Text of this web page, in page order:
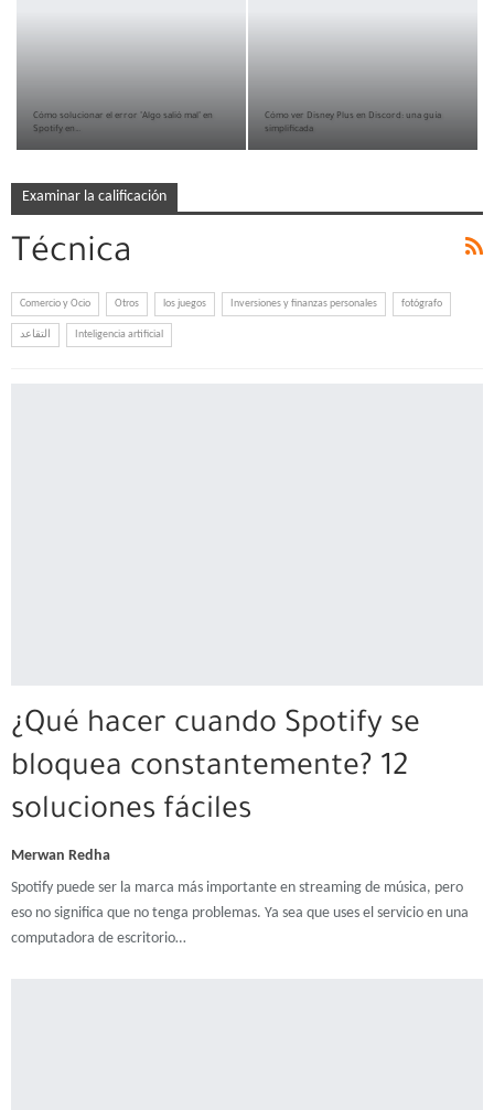
Cómo solucionar el error "Algo salió mal" en
Spotify en…
Cómo ver Disney Plus en Discord: una guía
simplificada
Examinar la calificación
Técnica
Comercio y Ocio Otros los juegos Inversiones y finanzas personales fotógrafo
التقاعد Inteligencia artificial
¿Qué hacer cuando Spotify se
bloquea constantemente? 12
soluciones fáciles
Merwan Redha
Spotify puede ser la marca más importante en streaming de música, pero
eso no significa que no tenga problemas. Ya sea que uses el servicio en una
computadora de escritorio…